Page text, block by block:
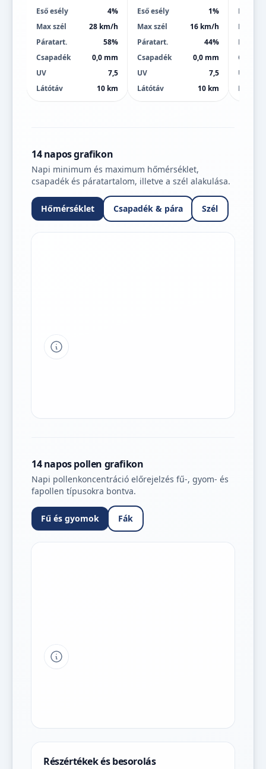
Eső esély
4%
Max szél
28 km/h
Páratart.
58%
Csapadék
0,0 mm
UV
7,5
Látótáv
10 km
Eső esély
1%
Max szél
16 km/h
Páratart.
44%
Csapadék
0,0 mm
UV
7,5
Látótáv
10 km
Eső
Max
UV
Látótáv
14 napos grafikon
Napi minimum és maximum hőmérséklet,
csapadék és páratartalom, illetve a szél alakulása.
Hőmérséklet Csapadék & pára Szél
Tipp a grafikon jelmagyarázatához
14 napos pollen grafikon
Napi pollenkoncentráció előrejelzés fű-, gyom- és
fapollen típusokra bontva.
Fű és gyomok Fák
Tipp a grafikon jelmagyarázatához
Részértékek és besorolás